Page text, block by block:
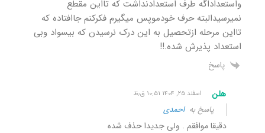
واستعداداگه طرف استعدادنداشت که تااین مقطع
نمیرسیدالبته حرف خودموپس میگیرم فکرکنم جاافتاده که
تااین مرحله ازتحصیل به این درک نرسیدن که بیسواد وبی
استعداد پذیرش شده.!!
پاسخ
هلن اسفند ۲۵, ۱۴۰۴ ۱۰:۵۱ ق٫ظ
پاسخ بهاحمدی
دقیقا موافقم . ولی جدیدا حذف شده